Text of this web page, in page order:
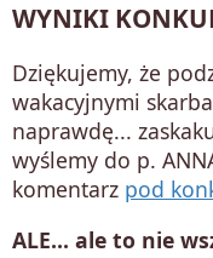
WYNIKI
Dziękujemy, że
wakacyjnymi
naprawdę...
wyślemy do p.
komentarz pod
ALE... ale to nie